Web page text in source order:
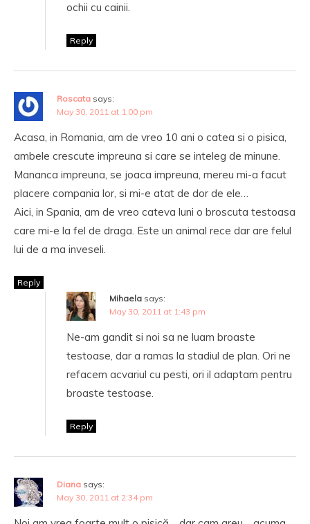
ochii cu cainii.
Reply
Roscata says:
May 30, 2011 at 1:00 pm
Acasa, in Romania, am de vreo 10 ani o catea si o pisica,
ambele crescute impreuna si care se inteleg de minune.
Mananca impreuna, se joaca impreuna, mereu mi-a facut
placere compania lor, si mi-e atat de dor de ele…
Aici, in Spania, am de vreo cateva luni o broscuta testoasa
care mi-e la fel de draga. Este un animal rece dar are felul
lui de a ma inveseli.
Reply
Mihaela says:
May 30, 2011 at 1:43 pm
Ne-am gandit si noi sa ne luam broaste
testoase, dar a ramas la stadiul de plan. Ori ne
refacem acvariul cu pesti, ori il adaptam pentru
broaste testoase.
Reply
Diana says:
May 30, 2011 at 2:34 pm